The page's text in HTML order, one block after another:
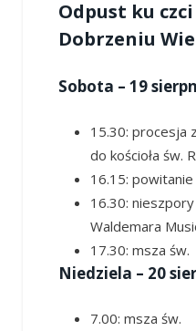
Odpust ku
Dobrzeniu
Sobota – 19
15.30: procesja
do kościoła św.
16.15:
16.30: nieszpory
Waldemara
17.30: msza św.
Niedziela – 20
7.00: msza św.